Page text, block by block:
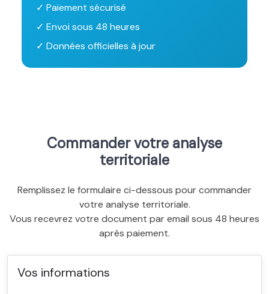
✓ Paiement sécurisé
✓ Envoi sous 48 heures
✓ Données officielles à jour
Commander votre analyse
territoriale
Remplissez le formulaire ci-dessous pour commander
votre analyse territoriale.
Vous recevrez votre document par email sous 48 heures
après paiement.
Vos informations